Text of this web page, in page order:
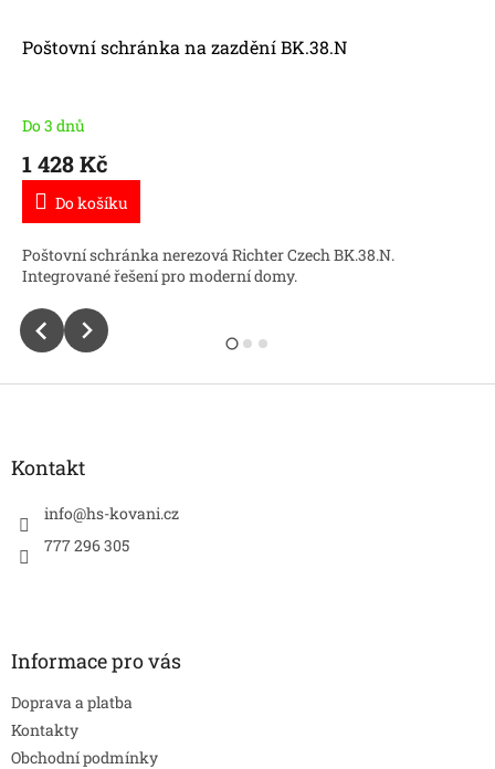
Poštovní schránka na zazdění BK.38.N
Do 3 dnů
1 428 Kč
Do košíku
Poštovní schránka nerezová Richter Czech BK.38.N.
Integrované řešení pro moderní domy.
Z
Kontakt
info@hs-kovani.cz
777 296 305
Informace pro vás
Doprava a platba
Kontakty
Obchodní podmínky